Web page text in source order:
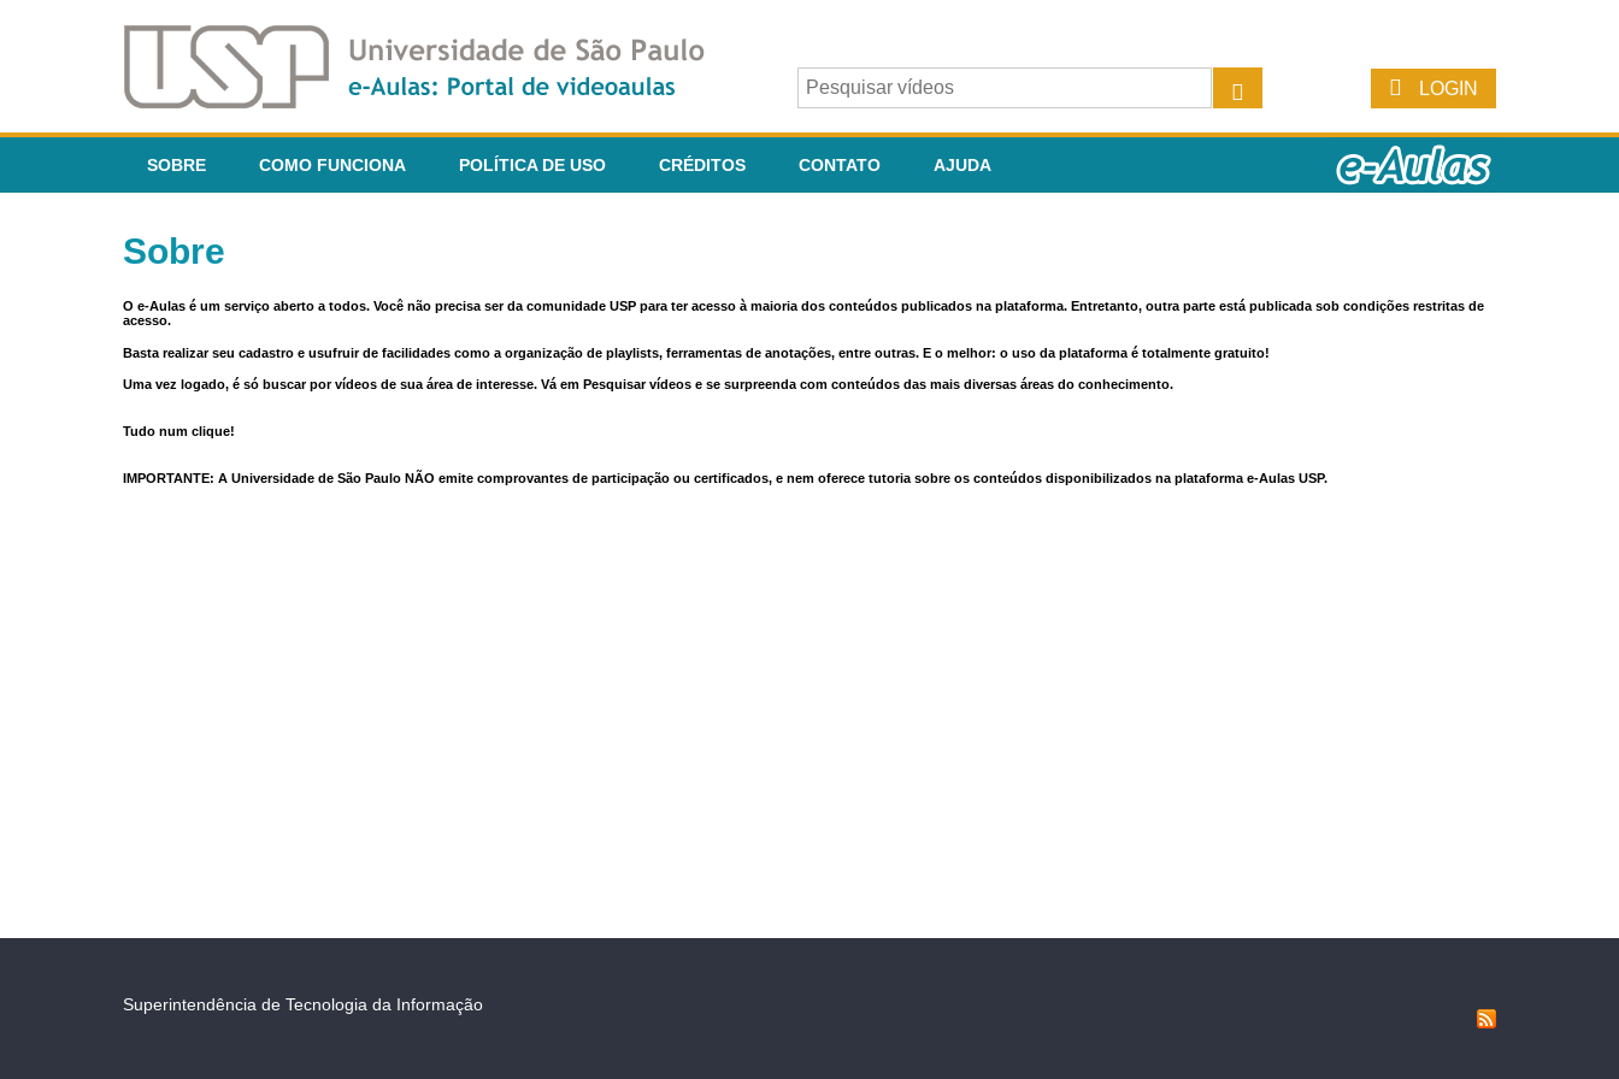
LOGIN
SOBRE COMO FUNCIONA POLÍTICA DE USO CRÉDITOS CONTATO AJUDA
Sobre
O e-Aulas é um serviço aberto a todos. Você não precisa ser da comunidade USP para ter acesso à maioria dos conteúdos publicados na plataforma. Entretanto, outra parte está publicada sob condições restritas de
acesso.
Basta realizar seu cadastro e usufruir de facilidades como a organização de playlists, ferramentas de anotações, entre outras. E o melhor: o uso da plataforma é totalmente gratuito!
Uma vez logado, é só buscar por vídeos de sua área de interesse. Vá em Pesquisar vídeos e se surpreenda com conteúdos das mais diversas áreas do conhecimento.
Tudo num clique!
IMPORTANTE: A Universidade de São Paulo NÃO emite comprovantes de participação ou certificados, e nem oferece tutoria sobre os conteúdos disponibilizados na plataforma e-Aulas USP.
Superintendência de Tecnologia da Informação